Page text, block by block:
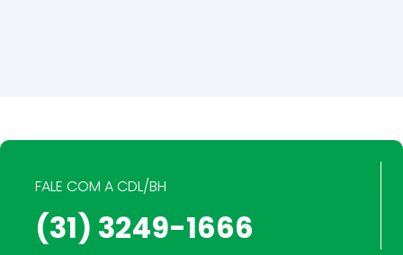
FALE COM A CDL/BH
(31) 3249-1666